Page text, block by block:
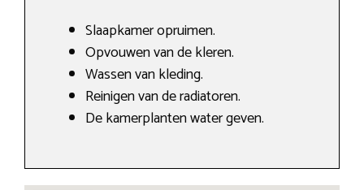
Slaapkamer opruimen.
Opvouwen van de kleren.
Wassen van kleding.
Reinigen van de radiatoren.
De kamerplanten water geven.